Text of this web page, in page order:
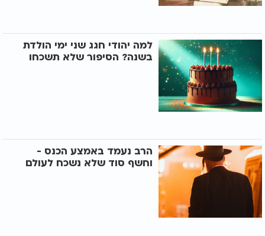
למה יהודי חגג שני ימי הולדת
בשנה? הסיפור שלא תשכחו
הרב נעמד באמצע הכנס -
וחשף סוד שלא נשכח לעולם